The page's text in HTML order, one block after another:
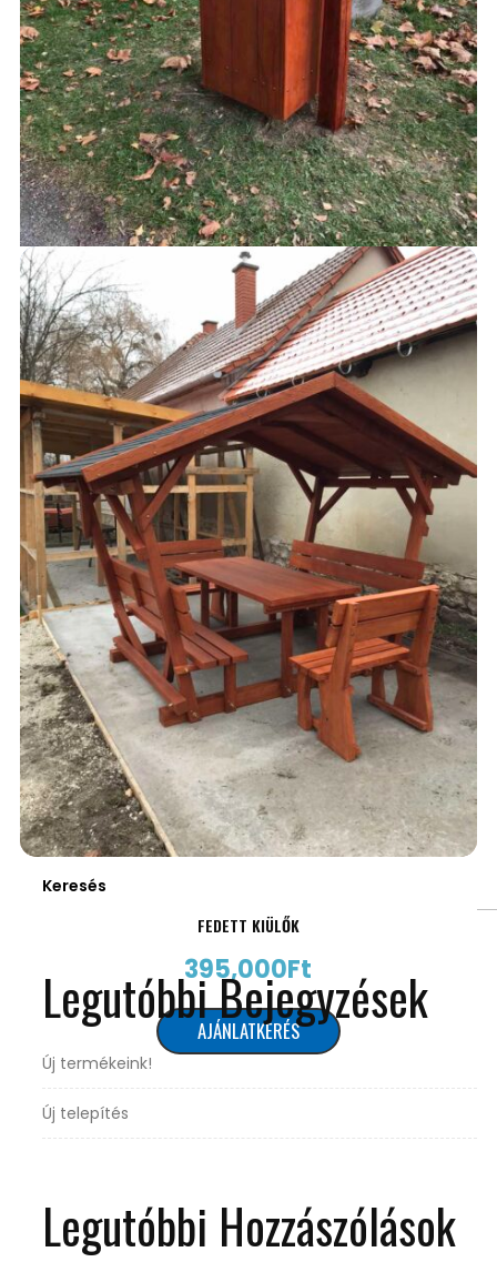
KUKÁK
30,000Ft
AJÁNLATKÉRÉS
FEDETT KIÜLŐK
395,000Ft
AJÁNLATKÉRÉS
Keresés
Legutóbbi Bejegyzések
Új termékeink!
Új telepítés
Legutóbbi Hozzászólások